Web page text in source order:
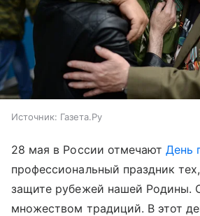
Источник: Газета.Ру
28 мая в России отмечаютДень
профессиональный праздник
защите рубежей нашей Родины.
множеством традиций. В этот